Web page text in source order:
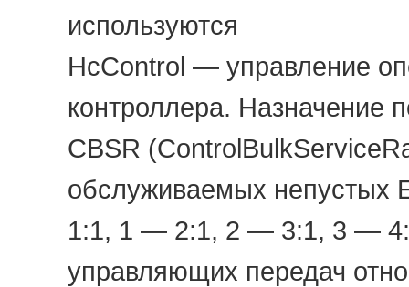
используются
HcControl — управление
контроллера. Назначение
CBSR
обслуживаемых непустых
1:1, 1 — 2:1, 2 — 3:1, 3 —
управляющих передач